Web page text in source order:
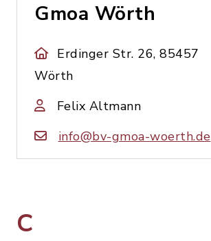
Gmoa Wörth
Erdinger Str. 26, 85457
Wörth
Felix Altmann
info@bv-gmoa-woerth.de
C